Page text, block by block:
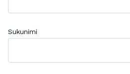
Sukunimi